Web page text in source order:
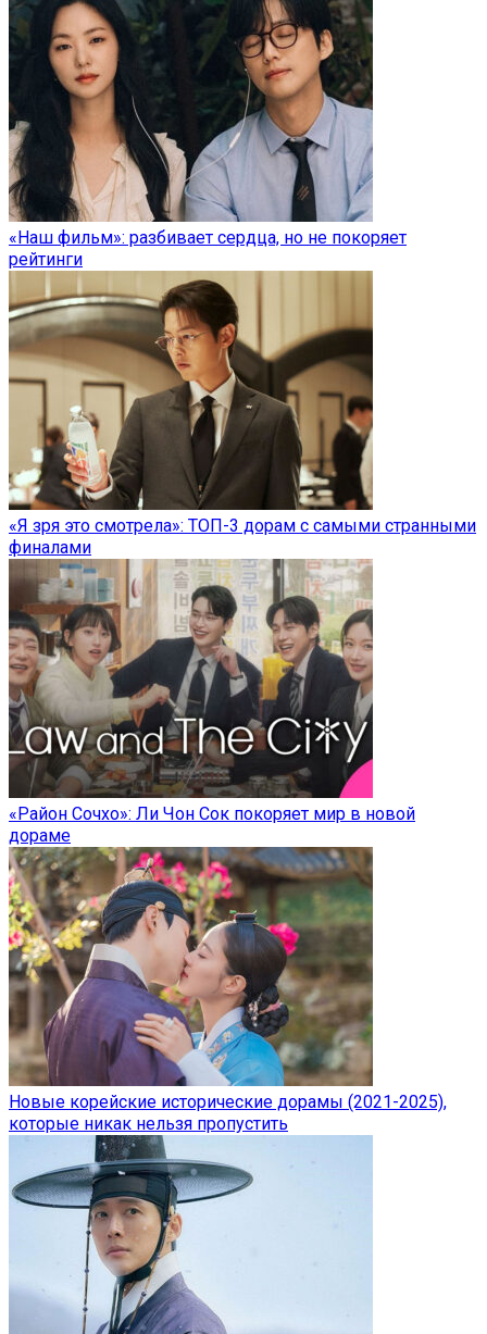
«Наш фильм»: разбивает сердца, но не покоряет
рейтинги
«Я зря это смотрела»: ТОП-3 дорам с самыми странными
финалами
«Район Сочхо»: Ли Чон Сок покоряет мир в новой
дораме
Новые корейские исторические дорамы (2021-2025),
которые никак нельзя пропустить